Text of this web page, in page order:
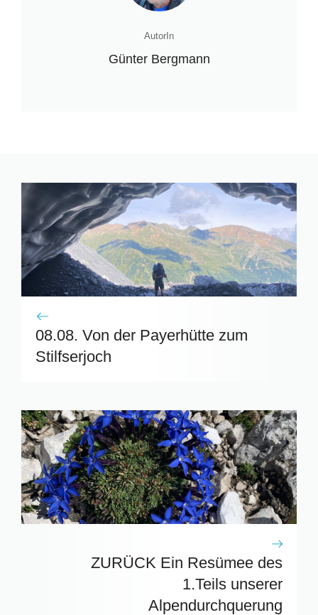
AutorIn
Günter Bergmann
08.08. Von der Payerhütte zum
Stilfserjoch
ZURÜCK Ein Resümee des
1.Teils unserer
Alpendurchquerung